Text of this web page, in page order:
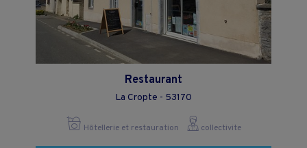
Restaurant
La Cropte - 53170
Hôtellerie et restauration collectivite